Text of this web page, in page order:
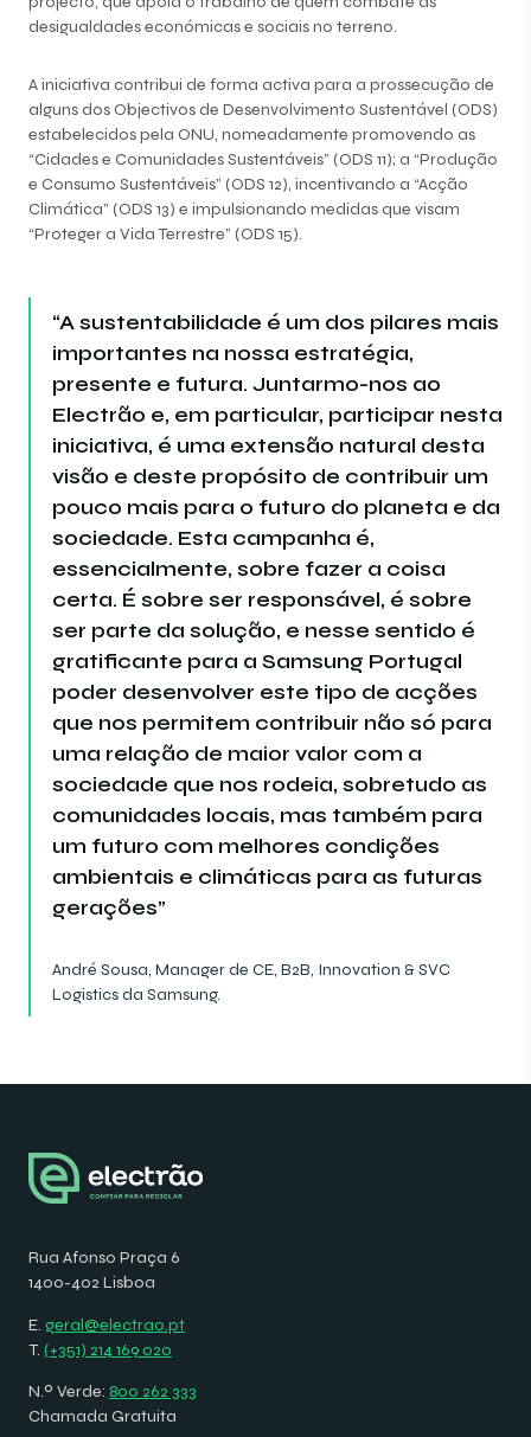
desigualdades económicas e sociais no terreno.
A iniciativa contribui de forma activa para a prossecução de
alguns dos Objectivos de Desenvolvimento Sustentável (ODS)
estabelecidos pela ONU, nomeadamente promovendo as
“Cidades e Comunidades Sustentáveis” (ODS 11); a “Produção
e Consumo Sustentáveis” (ODS 12), incentivando a “Acção
Climática” (ODS 13) e impulsionando medidas que visam
“Proteger a Vida Terrestre” (ODS 15).
“A sustentabilidade é um dos pilares mais
importantes na nossa estratégia,
presente e futura. Juntarmo-nos ao
Electrão e, em particular, participar nesta
iniciativa, é uma extensão natural desta
visão e deste propósito de contribuir um
pouco mais para o futuro do planeta e da
sociedade. Esta campanha é,
essencialmente, sobre fazer a coisa
certa. É sobre ser responsável, é sobre
ser parte da solução, e nesse sentido é
gratificante para a Samsung Portugal
poder desenvolver este tipo de acções
que nos permitem contribuir não só para
uma relação de maior valor com a
sociedade que nos rodeia, sobretudo as
comunidades locais, mas também para
um futuro com melhores condições
ambientais e climáticas para as futuras
gerações”
André Sousa, Manager de CE, B2B, Innovation & SVC
Logistics da Samsung.
Rua Afonso Praça 6
1400-402 Lisboa
E. geral@electrao.pt
T. (+351) 214 169 020
N.º Verde: 800 262 333
Chamada Gratuita